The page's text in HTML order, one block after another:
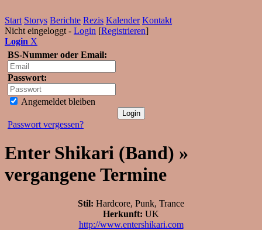
Start Storys Berichte Rezis Kalender Kontakt
Nicht eingeloggt - Login [Registrieren]
Login X
BS-Nummer oder Email:
Passwort:
Angemeldet bleiben
Passwort vergessen?
Enter Shikari (Band) »
vergangene Termine
Stil: Hardcore, Punk, Trance
Herkunft: UK
http://www.entershikari.com